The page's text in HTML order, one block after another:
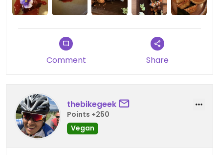
Comment Share
thebikegeek
Points +250
Vegan